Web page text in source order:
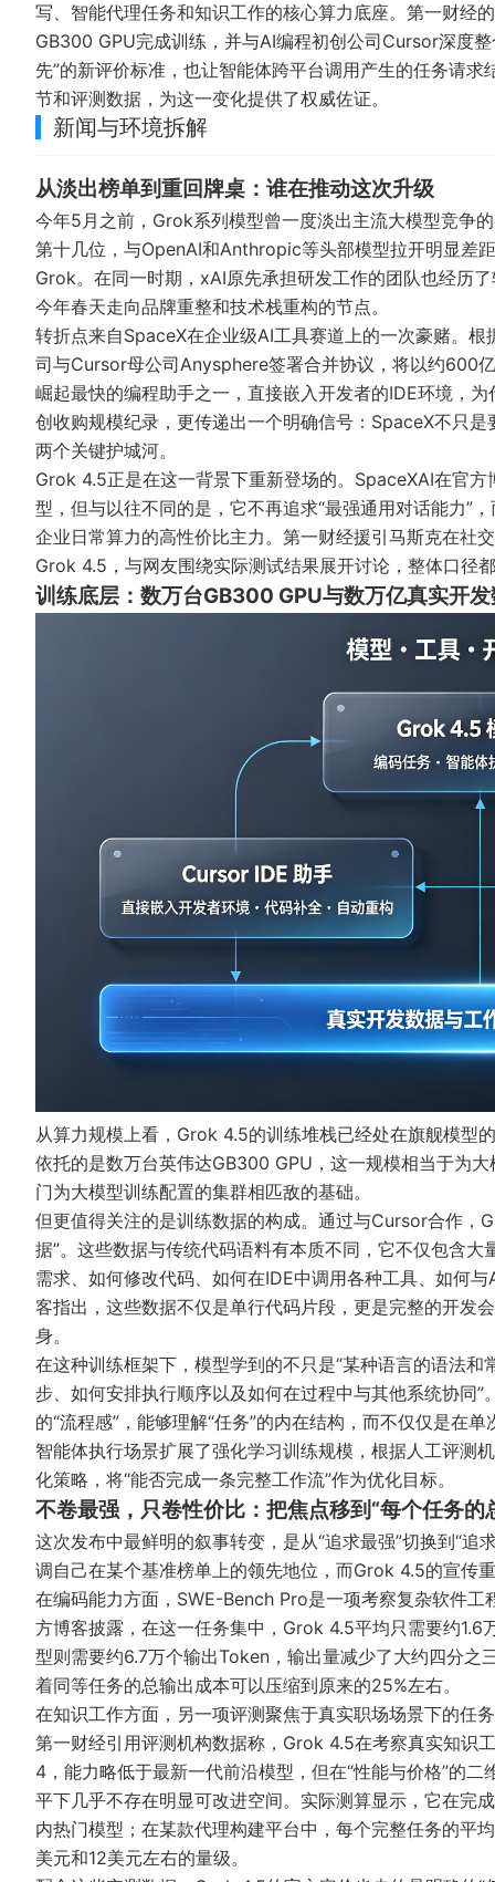
写、智能代理任务和知识工作的核心算力底座。 第一财经
GB300 GPU完成训练，并与AI编程初创公司Cursor深度
先”的新评价标准，也让智能体跨平台调用产生的任务请求
节和评测数据，为这一变化提供了权威佐证。
新闻与环境拆解
从淡出榜单到重回牌桌：谁在推动这次升级
今年5月之前，Grok系列模型曾一度淡出主流大模型竞争
第十几位，与OpenAI和Anthropic等头部模型拉开明显差
Grok。在同一时期，xAI原先承担研发工作的团队也经历
今年春天走向品牌重整和技术栈重构的节点。
转折点来自SpaceX在企业级AI工具赛道上的一次豪赌。根
司与Cursor母公司Anysphere签署合并协议，将以约600
崛起最快的编程助手之一，直接嵌入开发者的IDE环境，
创收购规模纪录，更传递出一个明确信号：SpaceX不只
两个关键护城河。
Grok 4.5正是在这一背景下重新登场的。SpaceXAI在官
型，但与以往不同的是，它不再追求“最强通用对话能力”
企业日常算力的高性价比主力。 第一财经援引马斯克在社
Grok 4.5，与网友围绕实际测试结果展开讨论，整体口径
训练底层：数万台GB300 GPU与数万亿真实开
从算力规模上看，Grok 4.5的训练堆栈已经处在旗舰模型
依托的是数万台英伟达GB300 GPU，这一规模相当于为
门为大模型训练配置的集群相匹敌的基础。
但更值得关注的是训练数据的构成。通过与Cursor合作，
据”。这些数据与传统代码语料有本质不同，它不仅包含
需求、如何修改代码、如何在IDE中调用各种工具、如何
客指出，这些数据不仅是单行代码片段，更是完整的开发
身。
在这种训练框架下，模型学到的不只是“某种语言的语法
步、如何安排执行顺序以及如何在过程中与其他系统协同
的“流程感”，能够理解“任务”的内在结构，而不仅仅是在
智能体执行场景扩展了强化学习训练规模，根据人工评测
化策略，将“能否完成一条完整工作流”作为优化目标。
不卷最强，只卷性价比：把焦点移到“每个任务的
这次发布中最鲜明的叙事转变，是从“追求最强”切换到“
调自己在某个基准榜单上的领先地位，而Grok 4.5的宣传
在编码能力方面，SWE-Bench Pro是一项考察复杂软件
方博客披露，在这一任务集中，Grok 4.5平均只需要约
型则需要约6.7万个输出Token，输出量减少了大约四分
着同等任务的总输出成本可以压缩到原来的25%左右。
在知识工作方面，另一项评测聚焦于真实职场场景下的任
第一财经引用评测机构数据称，Grok 4.5在考察真实知识
4，能力略低于最新一代前沿模型，但在“性能与价格”的
平下几乎不存在明显可改进空间。实际测算显示，它在完
内热门模型；在某款代理构建平台中，每个完整任务的平
美元和12美元左右的量级。